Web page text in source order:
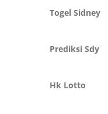
Togel Sidney
Prediksi Sdy
Hk Lotto